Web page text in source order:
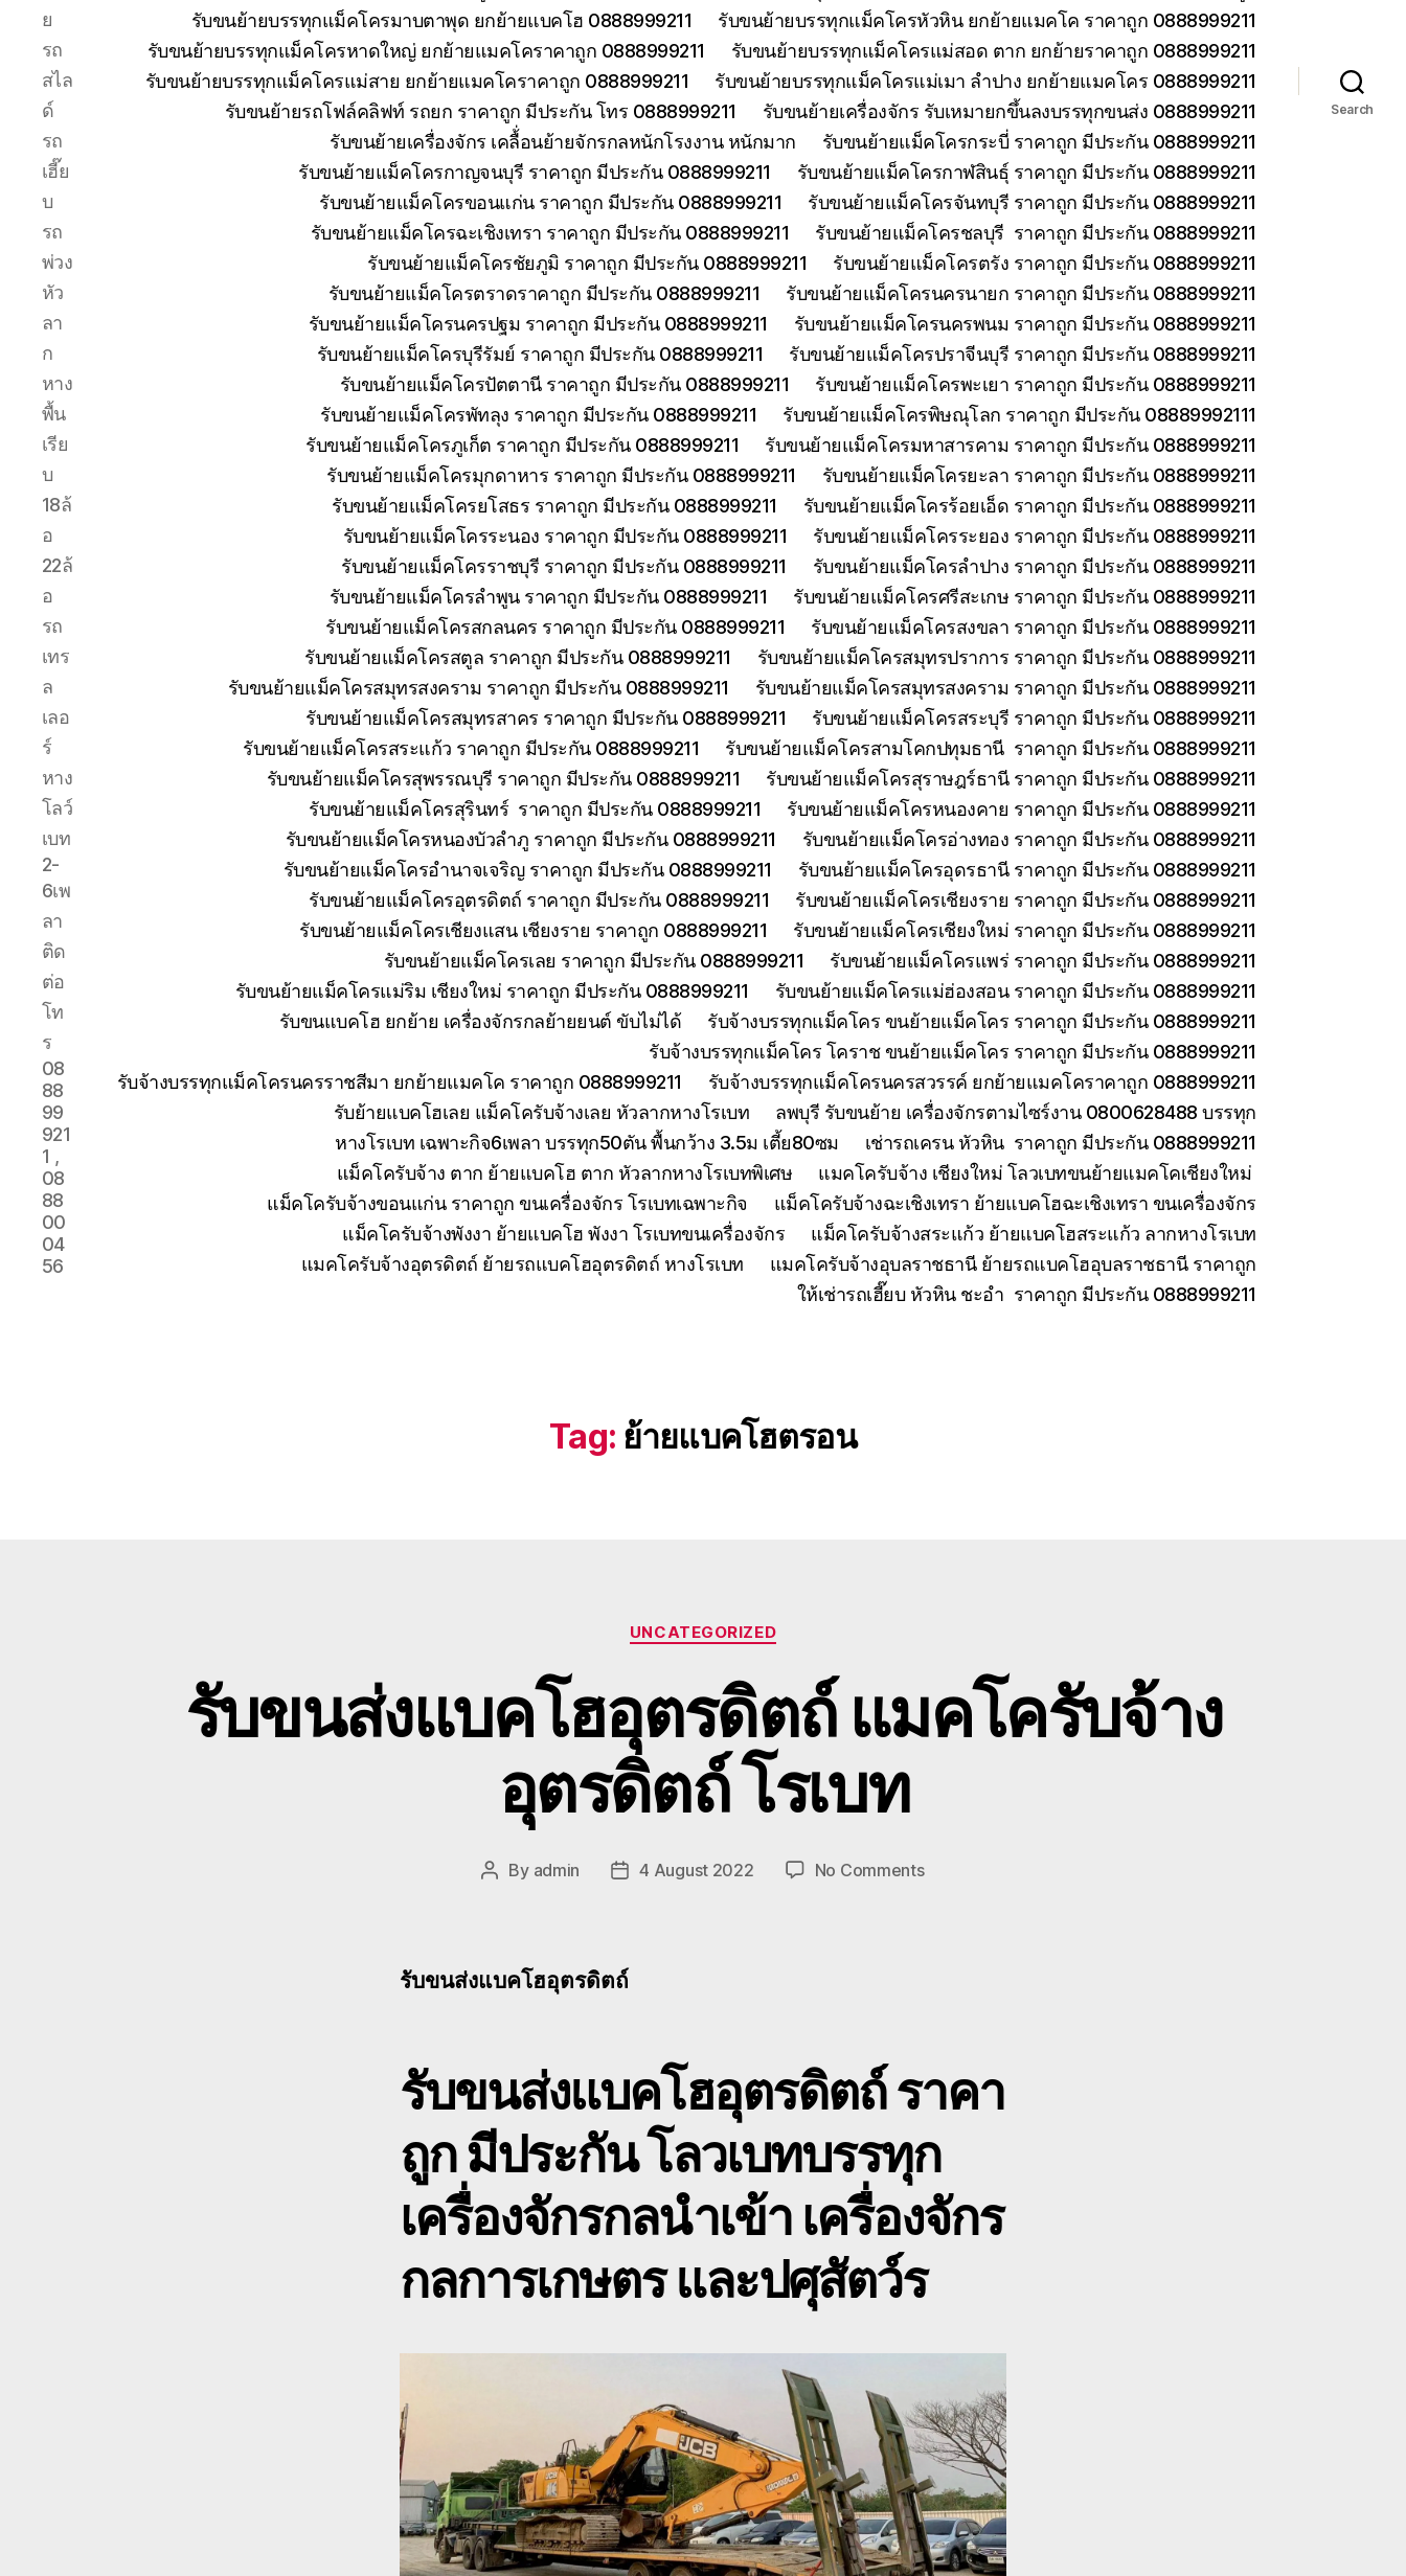
ย
รถ
สไล
ด์
รถ
เฮี๊ย
บ
รถ
พ่วง
หัว
ลา
ก
หาง
พื้น
เรีย
บ
18ล้
อ
22ล้
อ
รถ
เทร
ล
เลอ
ร์
หาง
โลว์
เบท
2-
6เพ
ลา
ติด
ต่อ
โท
ร
08
88
99
921
1 ,
08
88
00
04
56
รับขนย้ายบรรทุกแม็คโครมาบตาพุด ยกย้ายแบคโฮ 0888999211
รับขนย้ายบรรทุกแม็คโครหัวหิน ยกย้ายแมคโค ราคาถูก 0888999211
รับขนย้ายบรรทุกแม็คโครหาดใหญ่ ยกย้ายแมคโคราคาถูก 0888999211
รับขนย้ายบรรทุกแม็คโครแม่สอด ตาก ยกย้ายราคาถูก 0888999211
รับขนย้ายบรรทุกแม็คโครแม่สาย ยกย้ายแมคโคราคาถูก 0888999211
รับขนย้ายบรรทุกแม็คโครแม่เมา ลำปาง ยกย้ายแมคโคร 0888999211
รับขนย้ายรถโฟล์คลิฟท์ รถยก ราคาถูก มีประกัน โทร 0888999211
รับขนย้ายเครื่องจักร รับเหมายกขึ้นลงบรรทุกขนส่ง 0888999211
รับขนย้ายเครื่องจักร เคลื้่อนย้ายจักรกลหนักโรงงาน หนักมาก
รับขนย้ายแม็คโครกระบี่ ราคาถูก มีประกัน 0888999211
รับขนย้ายแม็คโครกาญจนบุรี ราคาถูก มีประกัน 0888999211
รับขนย้ายแม็คโครกาฬสินธุ์ ราคาถูก มีประกัน 0888999211
รับขนย้ายแม็คโครขอนแก่น ราคาถูก มีประกัน 0888999211
รับขนย้ายแม็คโครจันทบุรี ราคาถูก มีประกัน 0888999211
รับขนย้ายแม็คโครฉะเชิงเทรา ราคาถูก มีประกัน 0888999211
รับขนย้ายแม็คโครชลบุรี ราคาถูก มีประกัน 0888999211
รับขนย้ายแม็คโครชัยภูมิ ราคาถูก มีประกัน 0888999211
รับขนย้ายแม็คโครตรัง ราคาถูก มีประกัน 0888999211
รับขนย้ายแม็คโครตราดราคาถูก มีประกัน 0888999211
รับขนย้ายแม็คโครนครนายก ราคาถูก มีประกัน 0888999211
รับขนย้ายแม็คโครนครปฐม ราคาถูก มีประกัน 0888999211
รับขนย้ายแม็คโครนครพนม ราคาถูก มีประกัน 0888999211
รับขนย้ายแม็คโครบุรีรัมย์ ราคาถูก มีประกัน 0888999211
รับขนย้ายแม็คโครปราจีนบุรี ราคาถูก มีประกัน 0888999211
รับขนย้ายแม็คโครปัตตานี ราคาถูก มีประกัน 0888999211
รับขนย้ายแม็คโครพะเยา ราคาถูก มีประกัน 0888999211
รับขนย้ายแม็คโครพัทลุง ราคาถูก มีประกัน 0888999211
รับขนย้ายแม็คโครพิษณุโลก ราคาถูก มีประกัน 08889992111
รับขนย้ายแม็คโครภูเก็ต ราคาถูก มีประกัน 0888999211
รับขนย้ายแม็คโครมหาสารคาม ราคาถูก มีประกัน 0888999211
รับขนย้ายแม็คโครมุกดาหาร ราคาถูก มีประกัน 0888999211
รับขนย้ายแม็คโครยะลา ราคาถูก มีประกัน 0888999211
รับขนย้ายแม็คโครยโสธร ราคาถูก มีประกัน 0888999211
รับขนย้ายแม็คโครร้อยเอ็ด ราคาถูก มีประกัน 0888999211
รับขนย้ายแม็คโครระนอง ราคาถูก มีประกัน 0888999211
รับขนย้ายแม็คโครระยอง ราคาถูก มีประกัน 0888999211
รับขนย้ายแม็คโครราชบุรี ราคาถูก มีประกัน 0888999211
รับขนย้ายแม็คโครลำปาง ราคาถูก มีประกัน 0888999211
รับขนย้ายแม็คโครลำพูน ราคาถูก มีประกัน 0888999211
รับขนย้ายแม็คโครศรีสะเกษ ราคาถูก มีประกัน 0888999211
รับขนย้ายแม็คโครสกลนคร ราคาถูก มีประกัน 0888999211
รับขนย้ายแม็คโครสงขลา ราคาถูก มีประกัน 0888999211
รับขนย้ายแม็คโครสตูล ราคาถูก มีประกัน 0888999211
รับขนย้ายแม็คโครสมุทรปราการ ราคาถูก มีประกัน 0888999211
รับขนย้ายแม็คโครสมุทรสงคราม ราคาถูก มีประกัน 0888999211
รับขนย้ายแม็คโครสมุทรสงคราม ราคาถูก มีประกัน 0888999211
รับขนย้ายแม็คโครสมุทรสาคร ราคาถูก มีประกัน 0888999211
รับขนย้ายแม็คโครสระบุรี ราคาถูก มีประกัน 0888999211
รับขนย้ายแม็คโครสระแก้ว ราคาถูก มีประกัน 0888999211
รับขนย้ายแม็คโครสามโคกปทุมธานี ราคาถูก มีประกัน 0888999211
รับขนย้ายแม็คโครสุพรรณบุรี ราคาถูก มีประกัน 0888999211
รับขนย้ายแม็คโครสุราษฎร์ธานี ราคาถูก มีประกัน 0888999211
รับขนย้ายแม็คโครสุรินทร์ ราคาถูก มีประกัน 0888999211
รับขนย้ายแม็คโครหนองคาย ราคาถูก มีประกัน 0888999211
รับขนย้ายแม็คโครหนองบัวลำภู ราคาถูก มีประกัน 0888999211
รับขนย้ายแม็คโครอ่างทอง ราคาถูก มีประกัน 0888999211
รับขนย้ายแม็คโครอำนาจเจริญ ราคาถูก มีประกัน 0888999211
รับขนย้ายแม็คโครอุดรธานี ราคาถูก มีประกัน 0888999211
รับขนย้ายแม็คโครอุตรดิตถ์ ราคาถูก มีประกัน 0888999211
รับขนย้ายแม็คโครเชียงราย ราคาถูก มีประกัน 0888999211
รับขนย้ายแม็คโครเชียงแสน เชียงราย ราคาถูก 0888999211
รับขนย้ายแม็คโครเชียงใหม่ ราคาถูก มีประกัน 0888999211
รับขนย้ายแม็คโครเลย ราคาถูก มีประกัน 0888999211
รับขนย้ายแม็คโครแพร่ ราคาถูก มีประกัน 0888999211
รับขนย้ายแม็คโครแม่ริม เชียงใหม่ ราคาถูก มีประกัน 0888999211
รับขนย้ายแม็คโครแม่ฮ่องสอน ราคาถูก มีประกัน 0888999211
รับขนแบคโฮ ยกย้าย เครื่องจักรกลย้ายยนต์ ขับไม่ได้
รับจ้างบรรทุกแม็คโคร ขนย้ายแม็คโคร ราคาถูก มีประกัน 0888999211
รับจ้างบรรทุกแม็คโคร โคราช ขนย้ายแม็คโคร ราคาถูก มีประกัน 0888999211
รับจ้างบรรทุกแม็คโครนครราชสีมา ยกย้ายแมคโค ราคาถูก 0888999211
รับจ้างบรรทุกแม็คโครนครสวรรค์ ยกย้ายแมคโคราคาถูก 0888999211
รับย้ายแบคโฮเลย แม็คโครับจ้างเลย หัวลากหางโรเบท
ลพบุรี รับขนย้าย เครื่องจักรตามไซร์งาน 0800628488 บรรทุก
หางโรเบท เฉพาะกิจ6เพลา บรรทุก50ตัน พื้นกว้าง 3.5ม เตี้ย80ซม
เช่ารถเครน หัวหิน ราคาถูก มีประกัน 0888999211
แม็คโครับจ้าง ตาก ย้ายแบคโฮ ตาก หัวลากหางโรเบทพิเศษ
แมคโครับจ้าง เชียงใหม่ โลวเบทขนย้ายแมคโคเชียงใหม่
แม็คโครับจ้างขอนแก่น ราคาถูก ขนเครื่องจักร โรเบทเฉพาะกิจ
แม็คโครับจ้างฉะเชิงเทรา ย้ายแบคโฮฉะเชิงเทรา ขนเครื่องจักร
แม็คโครับจ้างพังงา ย้ายแบคโฮ พังงา โรเบทขนเครื่องจักร
แม็คโครับจ้างสระแก้ว ย้ายแบคโฮสระแก้ว ลากหางโรเบท
แมคโครับจ้างอุตรดิตถ์ ย้ายรถแบคโฮอุตรดิตถ์ หางโรเบท
แมคโครับจ้างอุบลราชธานี ย้ายรถแบคโฮอุบลราชธานี ราคาถูก
ให้เช่ารถเฮี๊ยบ หัวหิน ชะอำ ราคาถูก มีประกัน 0888999211
Search
Tag: ย้ายแบคโฮตรอน
Categories
UNCATEGORIZED
รับขนส่งแบคโฮอุตรดิตถ์ แมคโครับจ้าง
อุตรดิตถ์ โรเบท
Post
By admin
Post4 August 2022 No Commentson
อุตรดิตถ์
เบท
รับขนส่งแบคโฮอุตรดิตถ์
รับขนส่งแบคโฮอุตรดิตถ์ราคา
ถูก มีประกัน โลวเบทบรรทุก
เครื่องจักรกลนำเข้า เครื่องจักร
กลการเกษตร และปศุสัตว์ร